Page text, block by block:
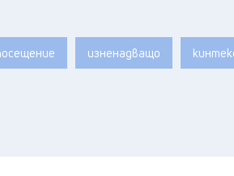
изненадващо